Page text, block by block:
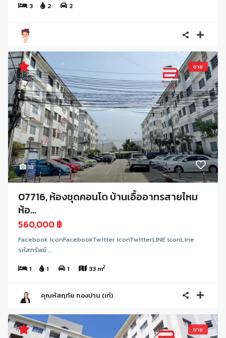
3
2 2
18
ขาย
07716, ห้องชุดคอนโด บ้านเอื้ออาทรสายไหม
ห้อ...
560,000 ฿
Facebook iconFacebookTwitter iconTwitterLINE iconLine
รหัสทรัพย์ ...
1
1 1 33 m2
คุณหัสฤทัย ทองปาน (เก๋)
ขาย